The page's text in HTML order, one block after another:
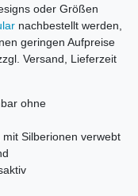
oder Größen
nachbestellt werden,
geringen Aufpreise
Versand, Lieferzeit
ohne
Silberionen verwebt